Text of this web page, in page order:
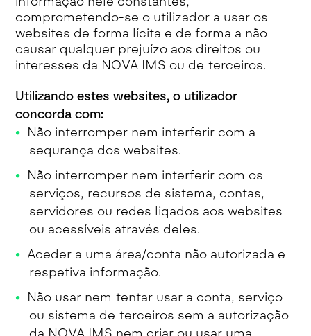
comprometendo-se o utilizador a usar os
websites de forma lícita e de forma a não
causar qualquer prejuízo aos direitos ou
interesses da NOVA IMS ou de terceiros.
Utilizando estes websites, o utilizador
concorda com:
Não interromper nem interferir com a
segurança dos websites.
Não interromper nem interferir com os
serviços, recursos de sistema, contas,
servidores ou redes ligados aos websites
ou acessíveis através deles.
Aceder a uma área/conta não autorizada e
respetiva informação.
Não usar nem tentar usar a conta, serviço
ou sistema de terceiros sem a autorização